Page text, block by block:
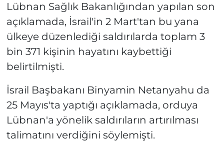
Lübnan Sağlık Bakanlığından yapılan son
açıklamada, İsrail'in 2 Mart'tan bu yana
ülkeye düzenlediği saldırılarda toplam 3
bin 371 kişinin hayatını kaybettiği
belirtilmişti.
İsrail Başbakanı Binyamin Netanyahu da
25 Mayıs'ta yaptığı açıklamada, orduya
Lübnan'a yönelik saldırıların artırılması
talimatını verdiğini söylemişti.